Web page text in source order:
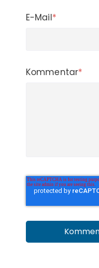
E-Mail*
Kommentar*